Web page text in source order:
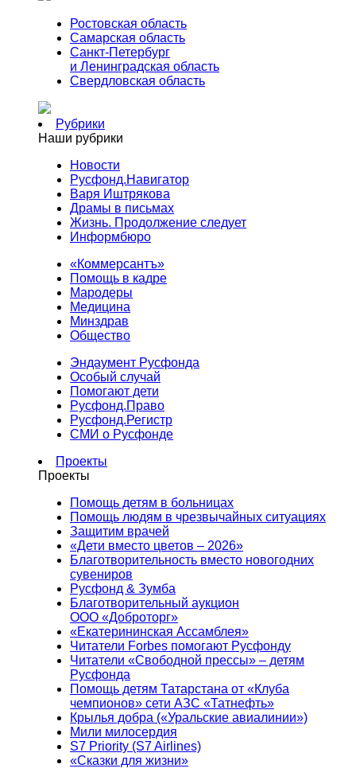
Ростовская область
Самарская область
Санкт-Петербург
и Ленинградская область
Свердловская область
Рубрики
Наши рубрики
Новости
Русфонд.Навигатор
Варя Иштрякова
Драмы в письмах
Жизнь. Продолжение следует
Информбюро
«Коммерсантъ»
Помощь в кадре
Мародеры
Медицина
Минздрав
Общество
Эндаумент Русфонда
Особый случай
Помогают дети
Русфонд.Право
Русфонд.Регистр
СМИ о Русфонде
Проекты
Проекты
Помощь детям в больницах
Помощь людям в чрезвычайных ситуациях
Защитим врачей
«Дети вместо цветов – 2026»
Благотворительность вместо новогодних
сувениров
Русфонд & Зумба
Благотворительный аукцион
ООО «Доброторг»
«Екатерининская Ассамблея»
Читатели Forbes помогают Русфонду
Читатели «Свободной прессы» – детям
Русфонда
Помощь детям Татарстана от «Клуба
чемпионов» сети АЗС «Татнефть»
Крылья добра («Уральские авиалинии»)
Мили милосердия
S7 Priority (S7 Airlines)
«Сказки для жизни»